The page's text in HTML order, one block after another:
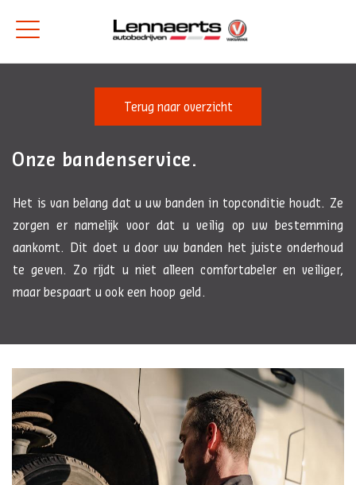
Terug naar overzicht
Onze bandenservice.
Het is van belang dat u uw banden in topconditie houdt. Ze
zorgen er namelijk voor dat u veilig op uw bestemming
aankomt. Dit doet u door uw banden het juiste onderhoud
te geven. Zo rijdt u niet alleen comfortabeler en veiliger,
maar bespaart u ook een hoop geld.